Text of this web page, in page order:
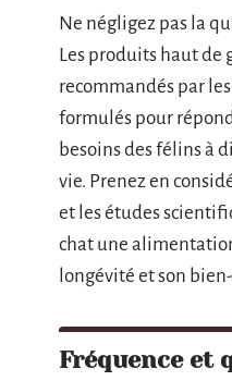
Ne négligez pas la
Les produits haut de
recommandés par
formulés pour
besoins des félins à
vie. Prenez en
et les études
chat une
longévité et son
Fréquence et